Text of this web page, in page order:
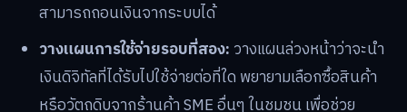
สามารถถอนเงินจากระบบได้
วางแผนการใช้จ่ายรอบที่สอง: วางแผนล่วงหน้าว่าจะนำ
เงินดิจิทัลที่ได้รับไปใช้จ่ายต่อที่ใด พยายามเลือกซื้อสินค้า
หรือวัตถุดิบจากร้านค้า SME อื่นๆ ในชุมชน เพื่อช่วย